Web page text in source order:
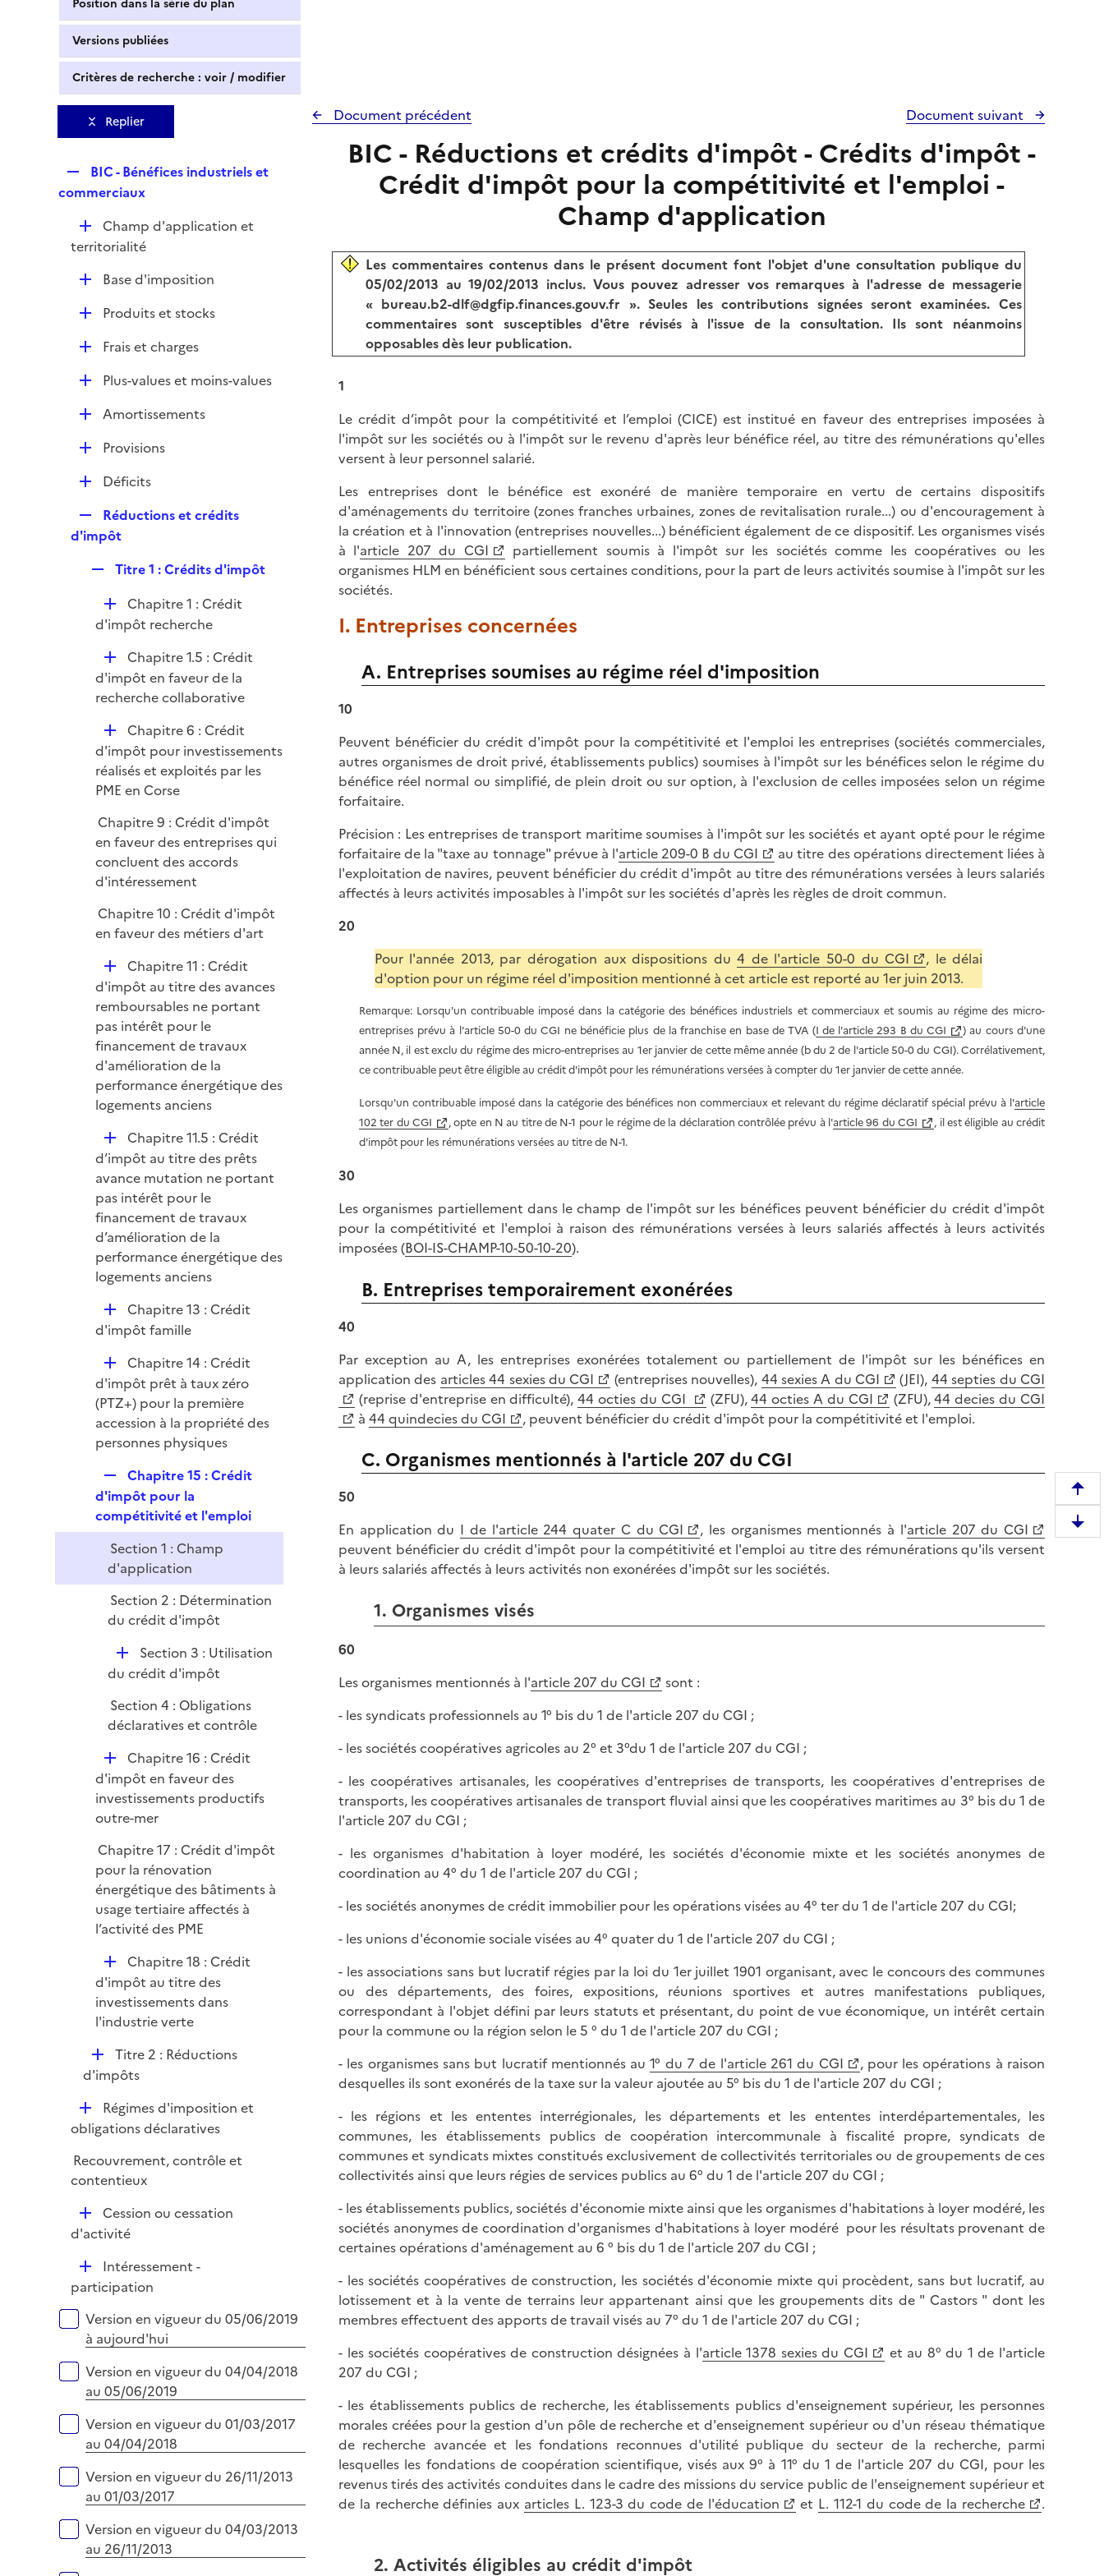
Position dans la série du plan
Versions publiées
Critères de recherche : voir / modifier
Replier
e
l
i
e
r
BIC - Bénéfices industriels et
commerciaux
D
é
Champ d'application et
territorialité
DBase d'imposition
DProduits et stocks
DFrais et charges
D
p
Plus-values et moins-values
D
r
Amortissements
D
e
r
Provisions
D
l
Déficits
e
l
r
Réductions et crédits
d'impôt
p
l
i
e
r
Titre 1 : Crédits d'impôt
D
é
i
e
Chapitre 1 : Crédit
d'impôt recherche
D
é
p
e
r
Chapitre 1.5 : Crédit
d'impôt en faveur de la
recherche collaborative
D
é
p
l
e
r
Chapitre 6 : Crédit
d'impôt pour investissements
réalisés et exploités par les
PME en Corse
Chapitre 9 : Crédit d'impôt
en faveur des entreprises qui
concluent des accords
d'intéressement
Chapitre 10 : Crédit d'impôt
en faveur des métiers d'art
D
é
p
l
i
e
r
Chapitre 11 : Crédit
d'impôt au titre des avances
remboursables ne portant
pas intérêt pour le
financement de travaux
d'amélioration de la
performance énergétique des
logements anciens
D
é
p
l
i
e
r
Chapitre 11.5 : Crédit
d’impôt au titre des prêts
avance mutation ne portant
pas intérêt pour le
financement de travaux
d’amélioration de la
performance énergétique des
logements anciens
D
é
i
e
r
Chapitre 13 : Crédit
d'impôt famille
D
é
p
l
i
Chapitre 14 : Crédit
d'impôt prêt à taux zéro
(PTZ+) pour la première
accession à la propriété des
personnes physiques
e
p
l
i
e
Chapitre 15 : Crédit
d'impôt pour la
compétitivité et l'emploi
Section 1 : Champ
d'application
Section 2 : Détermination
du crédit d'impôt
D
é
l
i
e
r
Section 3 : Utilisation
du crédit d'impôt
Section 4 : Obligations
déclaratives et contrôle
D
é
p
l
e
r
Chapitre 16 : Crédit
d'impôt en faveur des
investissements productifs
outre-mer
Chapitre 17 : Crédit d'impôt
pour la rénovation
énergétique des bâtiments à
usage tertiaire affectés à
l’activité des PME
D
é
p
l
e
r
Chapitre 18 : Crédit
d'impôt au titre des
investissements dans
l'industrie verte
D
é
l
i
r
Titre 2 : Réductions
d'impôts
D
é
l
i
Régimes d'imposition et
obligations déclaratives
Recouvrement, contrôle et
contentieux
D
é
i
e
r
Cession ou cessation
d'activité
D
é
l
i
e
Intéressement -
participation
Versions sur la période
Version en vigueur du 05/06/2019
à aujourd'hui
Version en vigueur du 04/04/2018
au 05/06/2019
Version en vigueur du 01/03/2017
au 04/04/2018
Version en vigueur du 26/11/2013
au 01/03/2017
Version en vigueur du 04/03/2013
au 26/11/2013
Document précédent Document suivant
BIC - Réductions et crédits d'impôt - Crédits d'impôt -
Crédit d'impôt pour la compétitivité et l'emploi -
Champ d'application
Les commentaires contenus dans le présent document font l'objet d'une consultation publique du
05/02/2013 au 19/02/2013 inclus. Vous pouvez adresser vos remarques à l'adresse de messagerie
« bureau.b2-dlf@dgfip.finances.gouv.fr ». Seules les contributions signées seront examinées. Ces
commentaires sont susceptibles d'être révisés à l'issue de la consultation. Ils sont néanmoins
opposables dès leur publication.
1
Le crédit d’impôt pour la compétitivité et l’emploi (CICE) est institué en faveur des entreprises imposées à
l'impôt sur les sociétés ou à l'impôt sur le revenu d'après leur bénéfice réel, au titre des rémunérations qu'elles
versent à leur personnel salarié.
Les entreprises dont le bénéfice est exonéré de manière temporaire en vertu de certains dispositifs
d'aménagements du territoire (zones franches urbaines, zones de revitalisation rurale...) ou d'encouragement à
la création et à l'innovation (entreprises nouvelles...) bénéficient également de ce dispositif. Les organismes visés
à l'article 207 du CGI
partiellement soumis à l'impôt sur les sociétés comme les coopératives ou les
organismes HLM en bénéficient sous certaines conditions, pour la part de leurs activités soumise à l'impôt sur les
sociétés.
I. Entreprises concernées
A. Entreprises soumises au régime réel d'imposition
10
Peuvent bénéficier du crédit d'impôt pour la compétitivité et l'emploi les entreprises (sociétés commerciales,
autres organismes de droit privé, établissements publics) soumises à l'impôt sur les bénéfices selon le régime du
bénéfice réel normal ou simplifié, de plein droit ou sur option, à l'exclusion de celles imposées selon un régime
forfaitaire.
Précision : Les entreprises de transport maritime soumises à l'impôt sur les sociétés et ayant opté pour le régime
forfaitaire de la "taxe au tonnage" prévue à l'article 209-0 B du CGI
au titre des opérations directement liées à
l'exploitation de navires, peuvent bénéficier du crédit d'impôt au titre des rémunérations versées à leurs salariés
affectés à leurs activités imposables à l'impôt sur les sociétés d'après les règles de droit commun.
20
Pour l'année 2013, par dérogation aux dispositions du4 de l'article 50-0 du CGI
, le délai
d'option pour un régime réel d'imposition mentionné à cet article est reporté au 1er juin 2013.
Remarque: Lorsqu'un contribuable imposé dans la catégorie des bénéfices industriels et commerciaux et soumis au régime des micro-
entreprises prévu à l'article 50-0 du CGI ne bénéficie plus de la franchise en base de TVA (I de l'article 293 B du CGI
) au cours d'une
année N, il est exclu du régime des micro-entreprises au 1er janvier de cette même année (b du 2 de l'article 50-0 du CGI). Corrélativement,
ce contribuable peut être éligible au crédit d'impôt pour les rémunérations versées à compter du 1er janvier de cette année.
Lorsqu'un contribuable imposé dans la catégorie des bénéfices non commerciaux et relevant du régime déclaratif spécial prévu à l'article
102 ter du CGI
, opte en N au titre de N-1 pour le régime de la déclaration contrôlée prévu à l'article 96 du CGI
, il est éligible au crédit
d'impôt pour les rémunérations versées au titre de N-1.
30
Les organismes partiellement dans le champ de l'impôt sur les bénéfices peuvent bénéficier du crédit d'impôt
pour la compétitivité et l'emploi à raison des rémunérations versées à leurs salariés affectés à leurs activités
imposées (BOI-IS-CHAMP-10-50-10-20).
B. Entreprises temporairement exonérées
40
Par exception au A, les entreprises exonérées totalement ou partiellement de l'impôt sur les bénéfices en
application des articles 44 sexies du CGI (entreprises nouvelles), 44 sexies A du CGI (JEI), 44 septies du CGI
(reprise d'entreprise en difficulté),44 octies du CGI (ZFU),44 octies A du CGI (ZFU),44 decies du CGI
à 44 quindecies du CGI , peuvent bénéficier du crédit d'impôt pour la compétitivité et l'emploi.
C. Organismes mentionnés à l'article 207 du CGI
50
En application du I de l'article 244 quater C du CGI , les organismes mentionnés à l'article 207 du CGI
peuvent bénéficier du crédit d'impôt pour la compétitivité et l'emploi au titre des rémunérations qu'ils versent
à leurs salariés affectés à leurs activités non exonérées d'impôt sur les sociétés.
1. Organismes visés
60
Les organismes mentionnés à l'article 207 du CGI
sont :
- les syndicats professionnels au 1° bis du 1 de l'article 207 du CGI ;
- les sociétés coopératives agricoles au 2° et 3°du 1 de l'article 207 du CGI ;
- les coopératives artisanales, les coopératives d'entreprises de transports, les coopératives d'entreprises de
transports, les coopératives artisanales de transport fluvial ainsi que les coopératives maritimes au 3° bis du 1 de
l'article 207 du CGI ;
- les organismes d'habitation à loyer modéré, les sociétés d'économie mixte et les sociétés anonymes de
coordination au 4° du 1 de l'article 207 du CGI ;
- les sociétés anonymes de crédit immobilier pour les opérations visées au 4° ter du 1 de l'article 207 du CGI;
- les unions d'économie sociale visées au 4° quater du 1 de l'article 207 du CGI ;
- les associations sans but lucratif régies par la loi du 1er juillet 1901 organisant, avec le concours des communes
ou des départements, des foires, expositions, réunions sportives et autres manifestations publiques,
correspondant à l'objet défini par leurs statuts et présentant, du point de vue économique, un intérêt certain
pour la commune ou la région selon le 5 ° du 1 de l'article 207 du CGI ;
- les organismes sans but lucratif mentionnés au1° du 7 de l'article 261 du CGI
, pour les opérations à raison
desquelles ils sont exonérés de la taxe sur la valeur ajoutée au 5° bis du 1 de l'article 207 du CGI ;
- les régions et les ententes interrégionales, les départements et les ententes interdépartementales, les
communes, les établissements publics de coopération intercommunale à fiscalité propre, syndicats de
communes et syndicats mixtes constitués exclusivement de collectivités territoriales ou de groupements de ces
collectivités ainsi que leurs régies de services publics au 6° du 1 de l'article 207 du CGI ;
- les établissements publics, sociétés d'économie mixte ainsi que les organismes d'habitations à loyer modéré, les
sociétés anonymes de coordination d'organismes d'habitations à loyer modéré pour les résultats provenant de
certaines opérations d'aménagement au 6 ° bis du 1 de l'article 207 du CGI ;
- les sociétés coopératives de construction, les sociétés d'économie mixte qui procèdent, sans but lucratif, au
lotissement et à la vente de terrains leur appartenant ainsi que les groupements dits de " Castors " dont les
membres effectuent des apports de travail visés au 7° du 1 de l'article 207 du CGI ;
- les sociétés coopératives de construction désignées à l'article 1378 sexies du CGI
et au 8° du 1 de l'article
207 du CGI ;
- les établissements publics de recherche, les établissements publics d'enseignement supérieur, les personnes
morales créées pour la gestion d'un pôle de recherche et d'enseignement supérieur ou d'un réseau thématique
de recherche avancée et les fondations reconnues d'utilité publique du secteur de la recherche, parmi
lesquelles les fondations de coopération scientifique, visés aux 9° à 11° du 1 de l'article 207 du CGI, pour les
revenus tirés des activités conduites dans le cadre des missions du service public de l'enseignement supérieur et
de la recherche définies aux articles L. 123-3 du code de l'éducation et L. 112-1 du code de la recherche .
2. Activités éligibles au crédit d'impôt
e
m
D